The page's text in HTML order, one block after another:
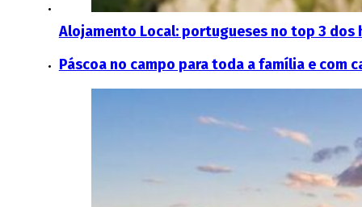
Alojamento Local: portugueses no top 3
Páscoa no campo para toda a família e com